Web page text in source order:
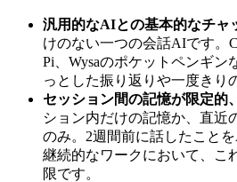
汎用的なAIとの基本的なチャ
けのない一つの会話AIです。
Pi、Wysaのポケットペンギン
っとした振り返りや一度きり
セッション間の記憶が限定的
ション内だけの記憶か、直近
のみ。2週間前に話したこと
継続的なワークにおいて、こ
限です。